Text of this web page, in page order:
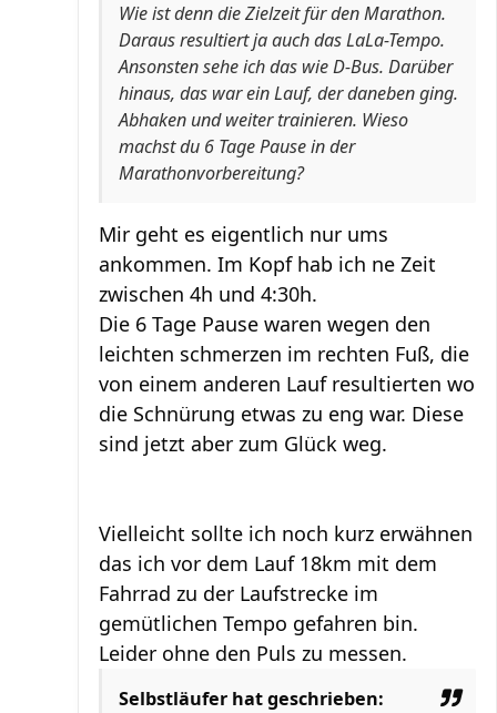
Wie ist denn die Zielzeit für den Marathon.
Daraus resultiert ja auch das LaLa-Tempo.
Ansonsten sehe ich das wie D-Bus. Darüber
hinaus, das war ein Lauf, der daneben ging.
Abhaken und weiter trainieren. Wieso
machst du 6 Tage Pause in der
Marathonvorbereitung?
Mir geht es eigentlich nur ums
ankommen. Im Kopf hab ich ne Zeit
zwischen 4h und 4:30h.
Die 6 Tage Pause waren wegen den
leichten schmerzen im rechten Fuß, die
von einem anderen Lauf resultierten wo
die Schnürung etwas zu eng war. Diese
sind jetzt aber zum Glück weg.
Vielleicht sollte ich noch kurz erwähnen
das ich vor dem Lauf 18km mit dem
Fahrrad zu der Laufstrecke im
gemütlichen Tempo gefahren bin.
Leider ohne den Puls zu messen.
Selbstläufer hat geschrieben: